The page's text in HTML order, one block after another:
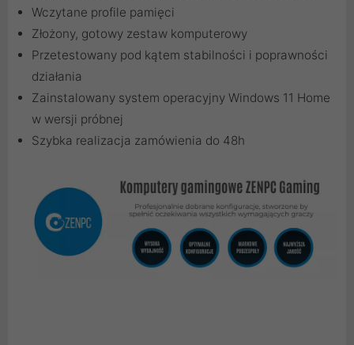
Wczytane profile pamięci
Złożony, gotowy zestaw komputerowy
Przetestowany pod kątem stabilności i poprawności
działania
Zainstalowany system operacyjny Windows 11 Home
w wersji próbnej
Szybka realizacja zamówienia do 48h